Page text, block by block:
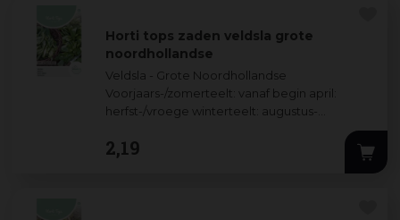
Horti tops zaden veldsla grote
noordhollandse
Veldsla - Grote Noordhollandse
Voorjaars-/zomerteelt: vanaf begin april:
herfst-/vroege winterteelt: augustus-
breedwerpig. Veldsla
2,19